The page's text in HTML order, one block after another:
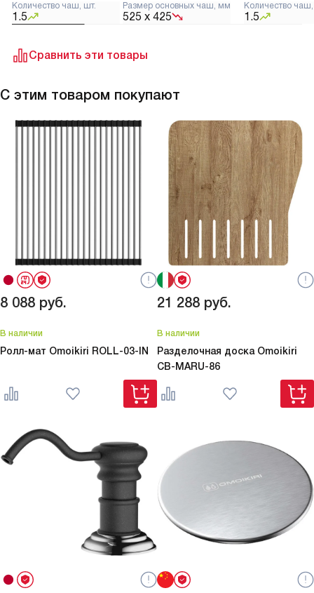
Сравнить эти товары
Количество чаш, шт.
1.5
Размер основных чаш, мм
525 х 425
Количество
1.5
С этим товаром покупают
8 088 руб.
В наличии
Ролл-мат Omoikiri ROLL-03-IN
21 288 руб.
В наличии
Разделочная доска Omoikiri
CB-MARU-86